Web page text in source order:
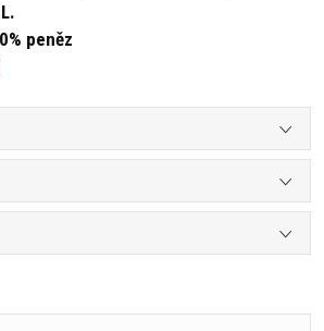
peněz